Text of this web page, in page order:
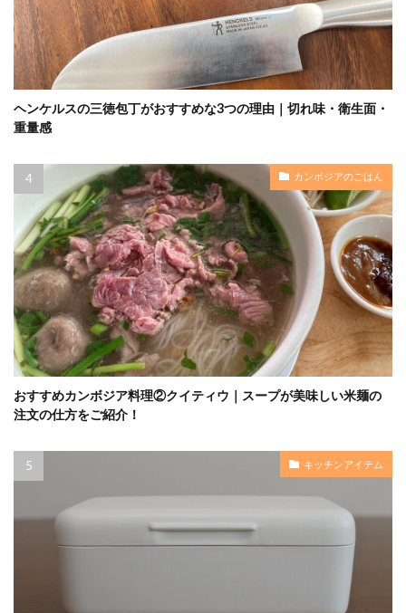
ヘンケルスの三徳包丁がおすすめな3つの理由｜切れ味・衛生面・
重量感
カンボジアのごはん
おすすめカンボジア料理②クイティウ｜スープが美味しい米麺の
注文の仕方をご紹介！
キッチンアイテム